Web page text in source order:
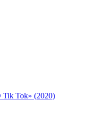
Tik Tok» (2020)